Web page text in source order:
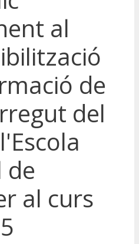
al
de
del
de
al curs